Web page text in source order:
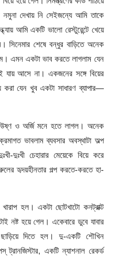
নমুনা দেখায় নি সেইজন্যে আমি তাকে
আমি একটি ভালো রেস্টুরেন্টে খেয়ে
সিনেমার শেষে বন্ধুর বাড়িতে অনেক
এমন একটা ভাব করতে লাগলাম যেন
যায় আসে না। একজনের সঙ্গে বিয়ের
যেন খুব একটা সাধারণ ব্যাপার—
উষ্ণ ও অর্জি মনে হতে লাগল। অনেক
ভাবলাম ব্যবসার অবস্থাটা অল্প
চেহারার মেয়েকে বিয়ে করে
হৃদয়হীনতার গল্প করতে-করতে হা-
হল। একটা ছোটখাটো কনট্রাক্ট
নষ্ট হয়ে গেল। একেবারে ডুবে যাবার
দিতে হল। দু-একটি শৌখিন
ট্রানজিস্টার, একটি ন্যাশনাল রেকর্ড